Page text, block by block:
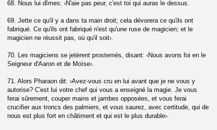
68. Nous lui dîmes: ‹N'aie pas peur, c'est toi qui auras le dessus.
69. Jette ce qu'il y a dans ta main droit; cela dévorera ce qu'ils ont
fabriqué. Ce qu'ils ont fabriqué n'est qu'une ruse de magicien; et le
magicien ne réussit pas, où qu'il soit›.
70. Les magiciens se jetèrent prosternés, disant: ‹Nous avons foi en le
Seigneur d'Aaron et de Moïse›.
71. Alors Pharaon dit: ‹Avez-vous cru en lui avant que je ne vous y
autorise? C'est lui votre chef qui vous a enseigné la magie. Je vous
ferai sûrement, couper mains et jambes opposées, et vous ferai
crucifier aux troncs des palmiers, et vous saurez, avec certitude, qui de
nous est plus fort en châtiment et qui est le plus durable›.
les âmes (An-Naziate)
Takwir)